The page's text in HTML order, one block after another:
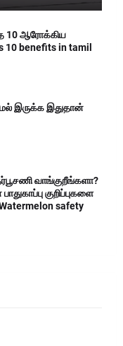
10 ஆரோக்கிய
benefits in tamil
இருக்க இதுதான்
வாங்குறீங்களா?
குறிப்புகளை
safety